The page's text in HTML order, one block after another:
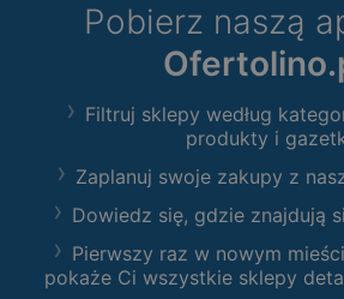
Pobierz naszą
Filtruj sklepy według
produkty i
Zaplanuj swoje zakupy z
Dowiedz się, gdzie znajdują
Pierwszy raz w nowym
pokaże Ci wszystkie sklepy